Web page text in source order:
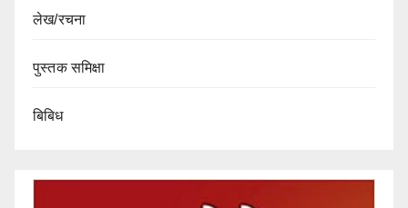
लेख/रचना
पुस्तक समिक्षा
बिबिध